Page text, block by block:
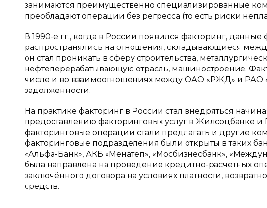
занимаются преимущественно специализированные
преобладают операции без регресса (то есть риски
В 1990-е гг., когда в России появился факторинг,
распространялись на отношения, складывающиеся
он стал проникать в сферу строительства,
нефтеперерабатывающую отрасль, машиностроение.
числе и во взаимоотношениях между ОАО «РЖД» и РАО
задолженности.
На практике факторинг в России стал внедряться
предоставлению факторинговых услуг в Жилсоцбанке
факторинговые операции стали предлагать и другие
факторинговые подразделения были открыты в таких
«Альфа-Банк», АКБ «Менатеп», «Мосбизнесбанк»,
была направлена на проведение кредитно-расчётных
заключённого договора на условиях платности,
средств.